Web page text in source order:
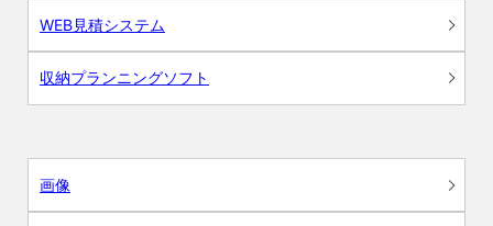
WEB見積システム
収納プランニングソフト
画像